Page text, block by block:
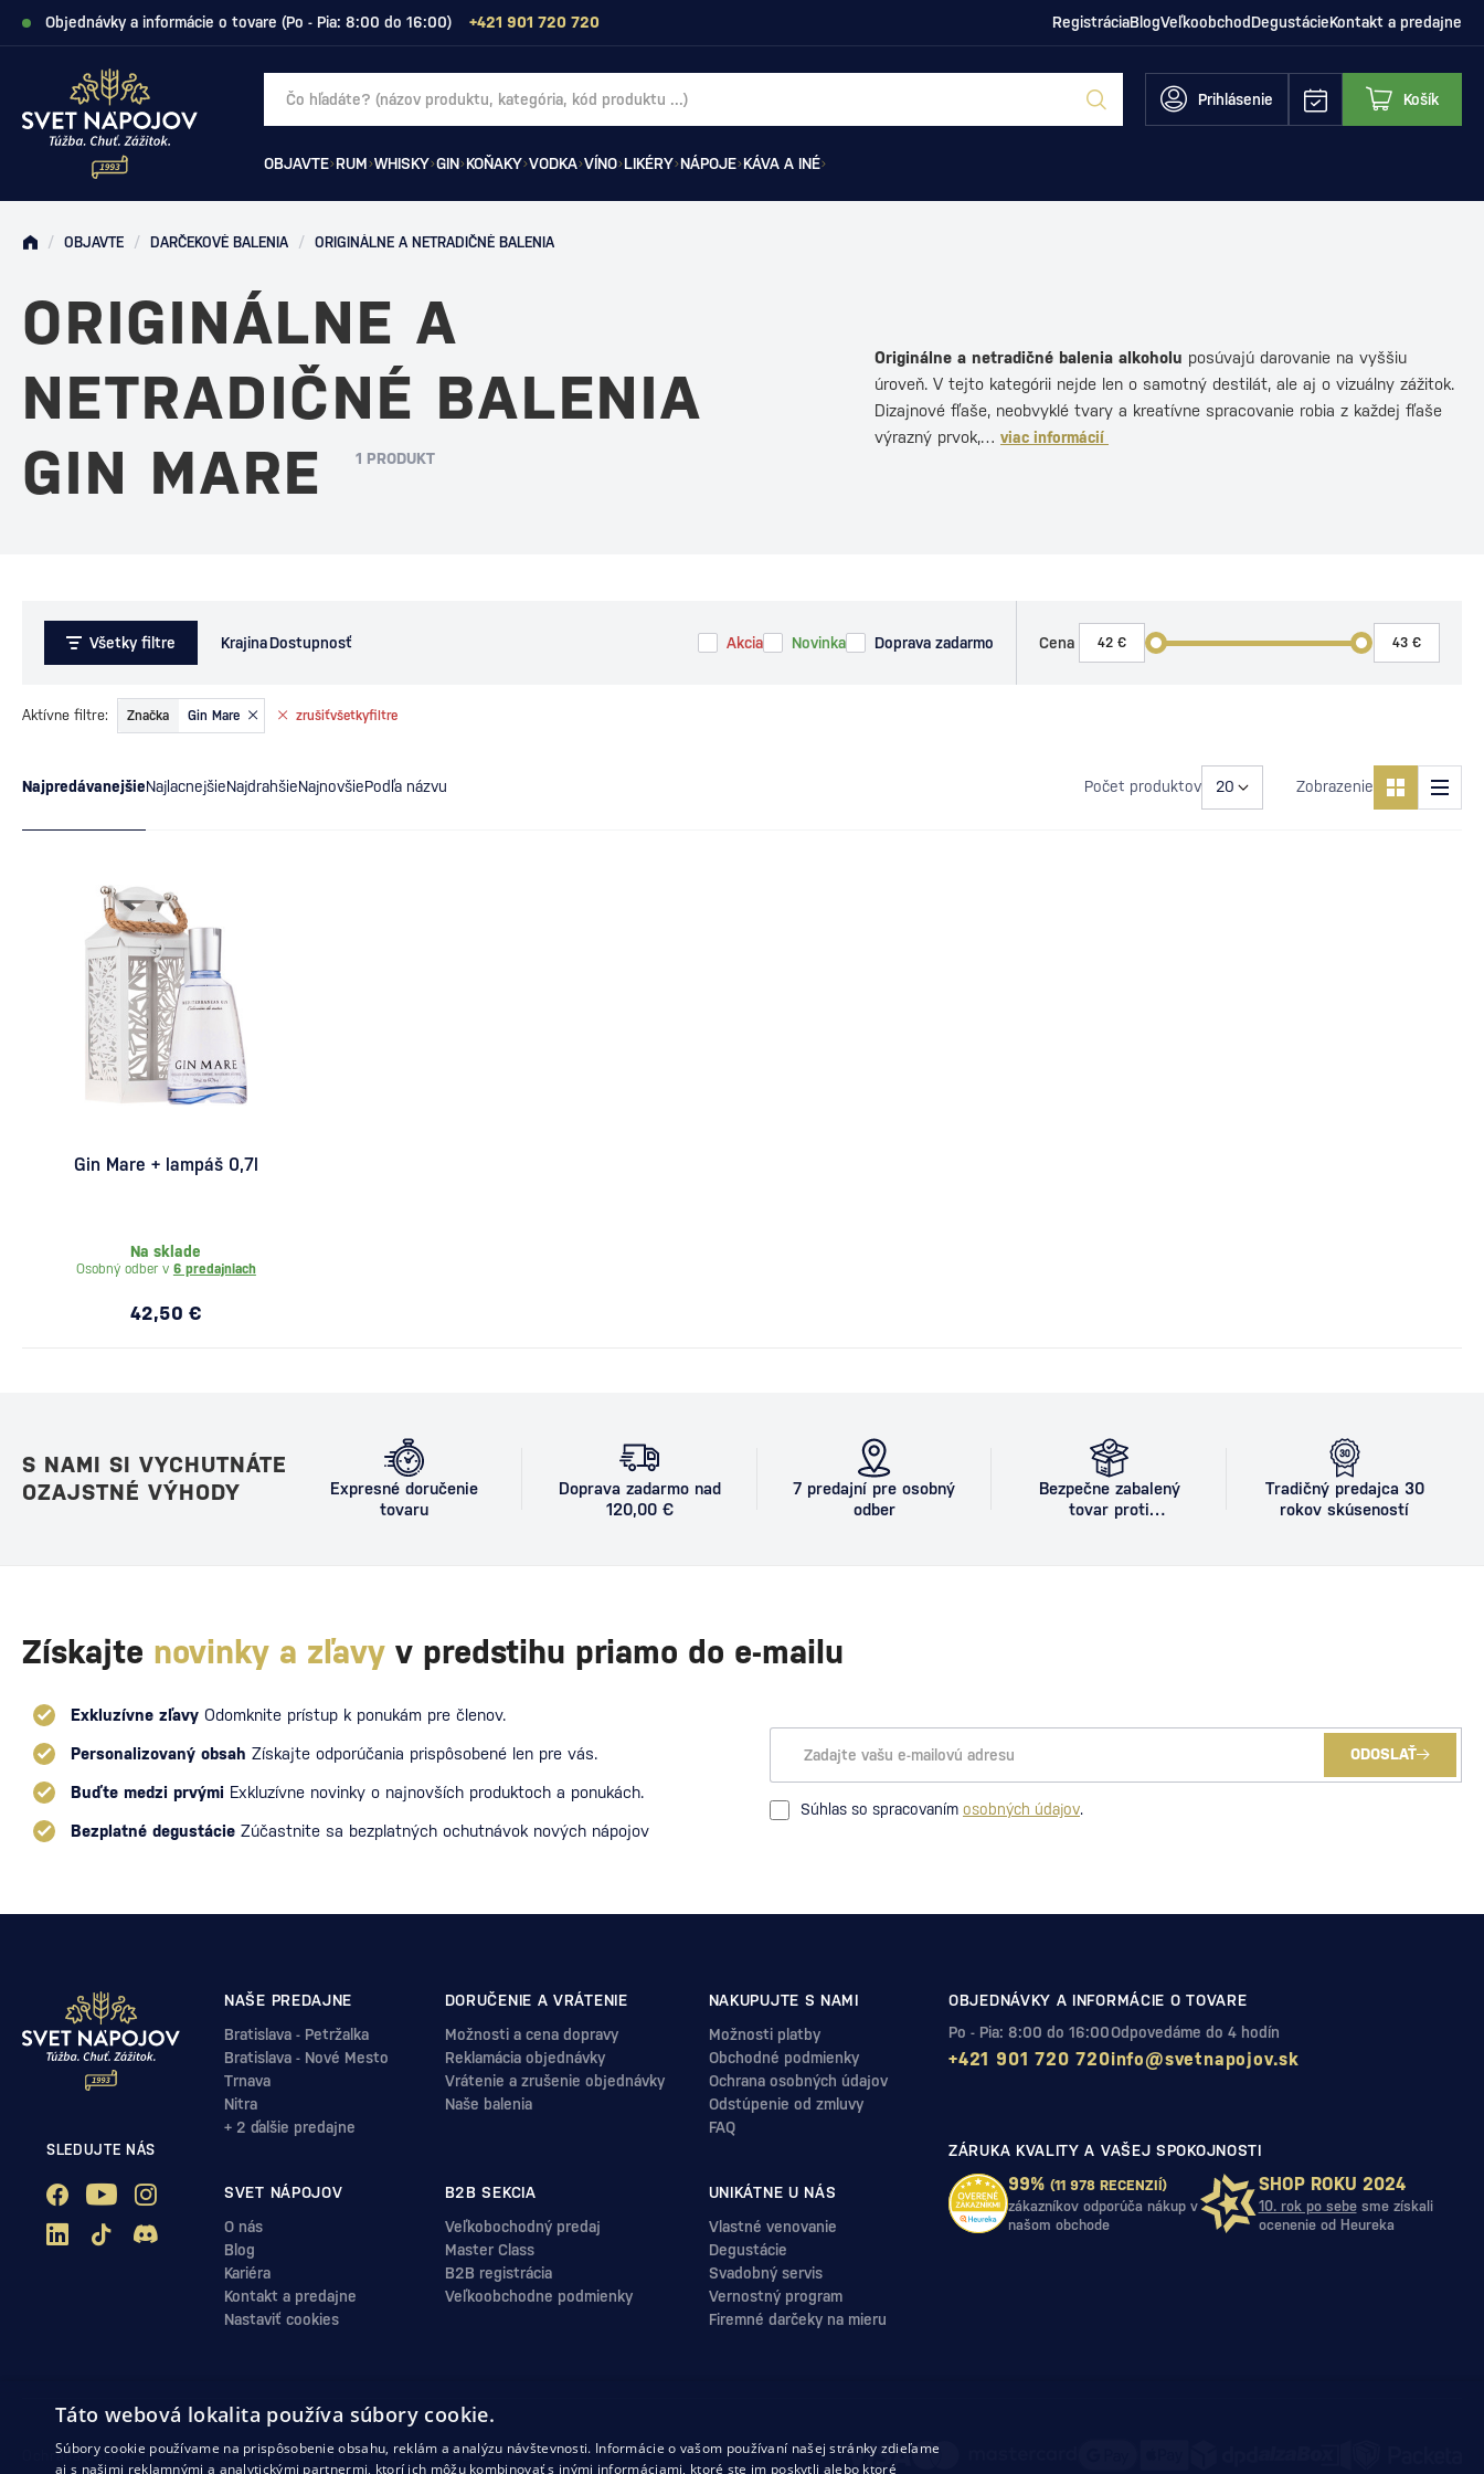
Objednávky a informácie o tovare (Po - Pia: 8:00 do 16:00) +421 901 720 720 RegistráciaBlogVeľkoobchodDegustácieKontakt a predajne
Prihlásenie Košík
OBJAVTE RUM WHISKY GIN KOŇAKY VODKA VÍNO LIKÉRY NÁPOJE KÁVA A INÉ
/ OBJAVTE / DARČEKOVÉ BALENIA / ORIGINÁLNE A NETRADIČNÉ BALENIA
ORIGINÁLNE A
NETRADIČNÉ BALENIA
GIN MARE
1 PRODUKT
Originálne a netradičné balenia alkoholu posúvajú darovanie na vyššiu
úroveň. V tejto kategórii nejde len o samotný destilát, ale aj o vizuálny zážitok.
Dizajnové fľaše, neobvyklé tvary a kreatívne spracovanie robia z každej fľaše
výrazný prvok,… viac informácií
Všetky filtre KrajinaDostupnosť Akcia Novinka Doprava zadarmo Cena
NajpredávanejšieNajlacnejšieNajdrahšieNajnovšiePodľa názvu Počet produktov Zobrazenie
zrušiťvšetkyfiltre
Aktívne filtre: Značka Gin Mare
Gin Mare + lampáš 0,7l
Na sklade
Osobný odber v 6 predajniach
42,50 €
S NAMI SI VYCHUTNÁTE
OZAJSTNÉ VÝHODY
Expresné doručenie
tovaru
Doprava zadarmo nad
120,00 €
7 predajní pre osobný
odber
Bezpečne zabalený
tovar proti
Tradičný predajca 30
rokov skúseností
Získajte novinky a zľavy v predstihu priamo do e-mailu
Exkluzívne zľavy Odomknite prístup k ponukám pre členov.
Personalizovaný obsah Získajte odporúčania prispôsobené len pre vás.
Buďte medzi prvými Exkluzívne novinky o najnovších produktoch a ponukách.
Bezplatné degustácie Zúčastnite sa bezplatných ochutnávok nových nápojov
ODOSLAŤ
Súhlas so spracovaním osobných údajov.
SLEDUJTE NÁS
NAŠE PREDAJNE
Bratislava - Petržalka
Bratislava - Nové Mesto
Trnava
Nitra
+ 2 ďalšie predajne
DORUČENIE A VRÁTENIE
Možnosti a cena dopravy
Reklamácia objednávky
Vrátenie a zrušenie objednávky
Naše balenia
NAKUPUJTE S NAMI
Možnosti platby
Obchodné podmienky
Ochrana osobných údajov
Odstúpenie od zmluvy
FAQ
SVET NÁPOJOV
O nás
Blog
Kariéra
Kontakt a predajne
Nastaviť cookies
B2B SEKCIA
Veľkobochodný predaj
Master Class
B2B registrácia
Veľkoobchodne podmienky
UNIKÁTNE U NÁS
Vlastné venovanie
Degustácie
Svadobný servis
Vernostný program
Firemné darčeky na mieru
OBJEDNÁVKY A INFORMÁCIE O TOVARE
Po - Pia: 8:00 do 16:00
+421 901 720 720
Odpovedáme do 4 hodín
info@svetnapojov.sk
ZÁRUKA KVALITY A VAŠEJ SPOKOJNOSTI
99% (11 978 RECENZIÍ)
zákazníkov odporúča nákup v
našom obchode
SHOP ROKU 2024
10. rok po sebesme získali
ocenenie od Heureka
Ochrana osobných údajovObchodné podmienkyOdstúpenie od zmluvy
Táto webová lokalita používa súbory cookie.
Súbory cookie používame na prispôsobenie obsahu, reklám a analýzu návštevnosti. Informácie o vašom používaní našej stránky zdieľame
aj s našimi reklamnými a analytickými partnermi, ktorí ich môžu kombinovať s inými informáciami, ktoré ste im poskytli alebo ktoré